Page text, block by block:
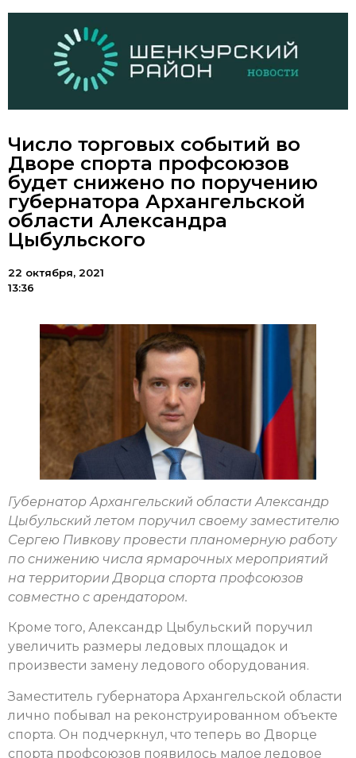
Число торговых событий во
Дворе спорта профсоюзов
будет снижено по поручению
губернатора Архангельской
области Александра
Цыбульского
22 октября, 2021
13:36
Губернатор Архангельский области Александр
Цыбульский летом поручил своему заместителю
Сергею Пивкову провести планомерную работу
по снижению числа ярмарочных мероприятий
на территории Дворца спорта профсоюзов
совместно с арендатором.
Кроме того, Александр Цыбульский поручил
увеличить размеры ледовых площадок и
произвести замену ледового оборудования.
Заместитель губернатора Архангельской области
лично побывал на реконструированном объекте
спорта. Он подчеркнул, что теперь во Дворце
спорта профсоюзов появилось малое ледовое